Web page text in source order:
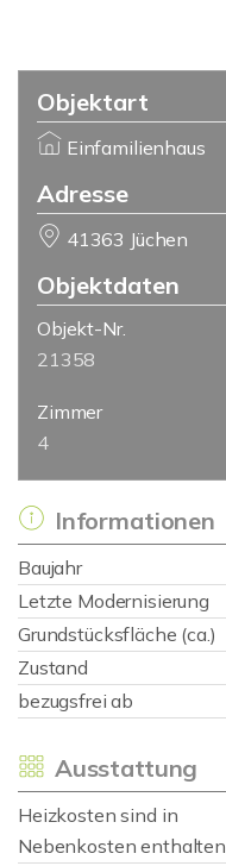
Objektart
Einfamilienhaus
Adresse
41363 Jüchen
Objektdaten
Objekt-Nr.
21358
Zimmer
4
Informationen
Baujahr
Letzte Modernisierung
Grundstücksfläche (ca.)
Zustand
bezugsfrei ab
Ausstattung
Heizkosten sind in
Nebenkosten enthalten